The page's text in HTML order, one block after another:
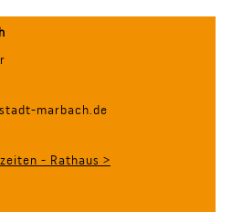
marbach.de
- Rathaus >